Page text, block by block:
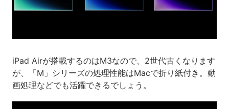
iPad Airが搭載するのはM3なので、2世代古くなります
が、「M」シリーズの処理性能はMacで折り紙付き。動
画処理などでも活躍できるでしょう。